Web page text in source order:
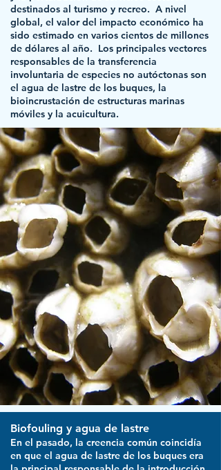
destinados al turismo y recreo. A nivel
global, el valor del impacto económico ha
sido estimado en varios cientos de millones
de dólares al año. Los principales vectores
responsables de la transferencia
involuntaria de especies no autóctonas son
el agua de lastre de los buques, la
bioincrustación de estructuras marinas
móviles y la acuicultura.
Biofouling y agua de lastre
En el pasado, la creencia común coincidía
en que el agua de lastre de los buques era